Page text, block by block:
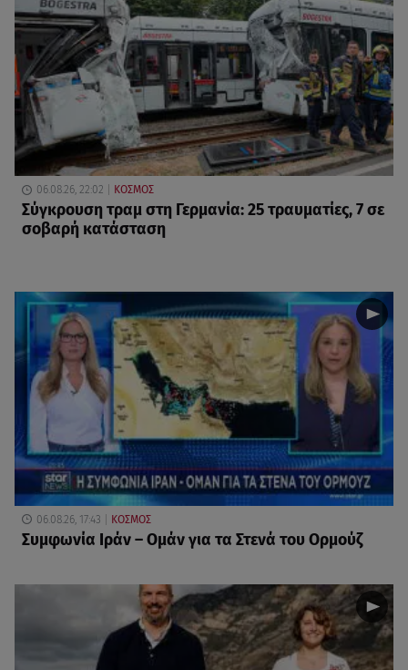
06.08.26, 22:02 ΚΟΣΜΟΣ
Σύγκρουση τραμ στη Γερμανία: 25 τραυματίες, 7 σε
σοβαρή κατάσταση
06.08.26, 17:43 ΚΟΣΜΟΣ
Συμφωνία Ιράν – Ομάν για τα Στενά του Ορμούζ